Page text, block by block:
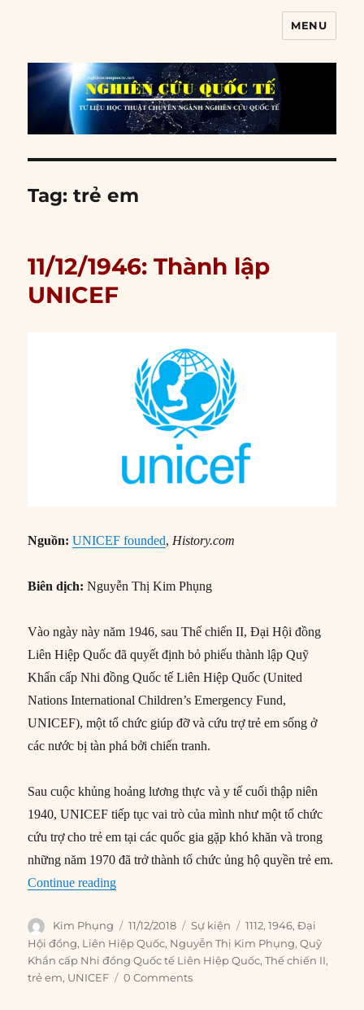
MENU
Tag:trẻ em
11/12/1946: Thành lập
UNICEF
Nguồn: UNICEF founded,History.com
Biên dịch: Nguyễn Thị Kim Phụng
Vào ngày này năm 1946, sau Thế chiến II, Đại Hội đồng
Liên Hiệp Quốc đã quyết định bỏ phiếu thành lập Quỹ
Khẩn cấp Nhi đồng Quốc tế Liên Hiệp Quốc (United
Nations International Children’s Emergency Fund,
UNICEF), một tổ chức giúp đỡ và cứu trợ trẻ em sống ở
các nước bị tàn phá bởi chiến tranh.
Sau cuộc khủng hoảng lương thực và y tế cuối thập niên
1940, UNICEF tiếp tục vai trò của mình như một tổ chức
cứu trợ cho trẻ em tại các quốc gia gặp khó khăn và trong
những năm 1970 đã trở thành tổ chức ủng hộ quyền trẻ em.
Continue reading“11/12/1946: Thành lập UNICEF”
Author
Kim Phụng
Posted
on
11/12/2018 Categories
Sự kiện Tags
1112,1946,Đại
Hội đồng, Liên Hiệp Quốc, Nguyễn Thị Kim Phụng,Quỹ
Khẩn cấp Nhi đồng Quốc tế Liên Hiệp Quốc,Thế chiến II,
trẻ em, UNICEF 0 Comments